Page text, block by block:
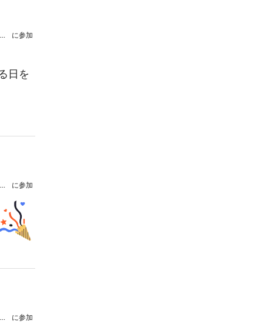
【配信チケット】Wind Orchestra RESOUND 第1回定期演奏会 に参加
日を
【配信チケット】Wind Orchestra RESOUND 第1回定期演奏会 に参加
【配信チケット】Wind Orchestra RESOUND 第1回定期演奏会 に参加